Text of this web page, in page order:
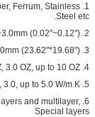
Ferrum, Stainless
Steel etc.
2. Board Thickness: 0.5mm~3.0mm (0.02"~0.12")
3. Max Panel size: 600*500mm (23.62"*19.68")
4. Copper thickness: 0.5 OZ, 1.0 OZ, 2.0 OZ, 3.0 OZ, up to 10 OZ
5. Thermal Conductivity (dielectric): 0.8, 1.5, 2.0, 3.0, up to 5.0 W/m.K
and multilayer,
Special layers